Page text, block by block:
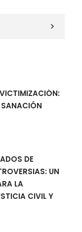
DE
UN
LA
CIVIL Y